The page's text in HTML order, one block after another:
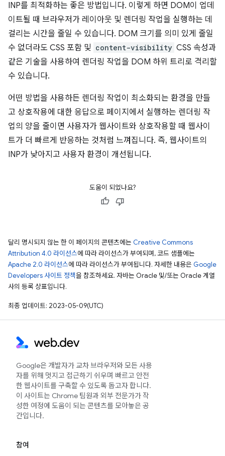
INP를 최적화하는 좋은 방법입니다. 이렇게 하면 DOM이 업데
이트될 때 브라우저가 레이아웃 및 렌더링 작업을 실행하는 데
걸리는 시간을 줄일 수 있습니다. DOM 크기를 의미 있게 줄일
수 없더라도 CSS 포함 및 content-visibility CSS 속성과
같은 기술을 사용하여 렌더링 작업을 DOM 하위 트리로 격리할
수 있습니다.
어떤 방법을 사용하든 렌더링 작업이 최소화되는 환경을 만들
고 상호작용에 대한 응답으로 페이지에서 실행하는 렌더링 작
업의 양을 줄이면 사용자가 웹사이트와 상호작용할 때 웹사이
트가 더 빠르게 반응하는 것처럼 느껴집니다. 즉, 웹사이트의
INP가 낮아지고 사용자 환경이 개선됩니다.
도움이 되었나요?
달리 명시되지 않는 한 이 페이지의 콘텐츠에는 Creative Commons
Attribution 4.0 라이선스에 따라 라이선스가 부여되며, 코드 샘플에는
Apache 2.0 라이선스에 따라 라이선스가 부여됩니다. 자세한 내용은 Google
Developers 사이트 정책을 참조하세요. 자바는 Oracle 및/또는 Oracle 계열
사의 등록 상표입니다.
최종 업데이트: 2023-05-09(UTC)
Google은 개발자가 교차 브라우저와 모든 사용
자를 위해 멋지고 접근하기 쉬우며 빠르고 안전
한 웹사이트를 구축할 수 있도록 돕고자 합니다.
이 사이트는 Chrome 팀원과 외부 전문가가 작
성한 여정에 도움이 되는 콘텐츠를 모아놓은 공
간입니다.
참여